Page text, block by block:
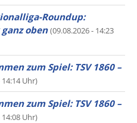
Roundup:
oben (09.08.2026 - 14:23
zum Spiel: TSV 1860 –
14:14 Uhr)
zum Spiel: TSV 1860 –
14:08 Uhr)